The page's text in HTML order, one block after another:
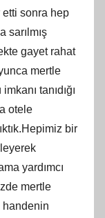
etti sonra hep
sarılmış
gayet rahat
mertle
tanıdığı
otele
bir
yardımcı
mertle
handenin